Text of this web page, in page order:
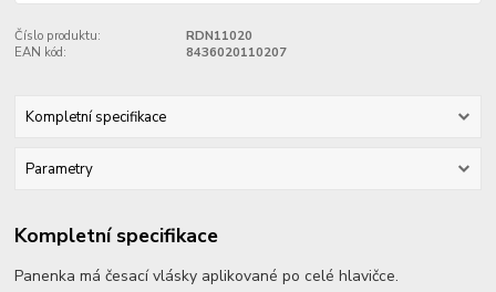
Číslo produktu:
RDN11020
EAN kód:
8436020110207
Kompletní specifikace
Parametry
Kompletní specifikace
Panenka má česací vlásky aplikované po celé hlavičce.